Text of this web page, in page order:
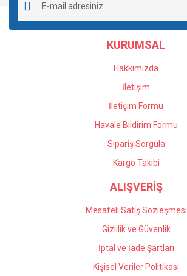
Ürün açıklamasında eksik bilgiler bulunuyor.
Ürün bilgilerinde hatalar bulunuyor.
Ürün fiyatı diğer sitelerden daha pahalı.
Gönder
KURUMSAL
Hakkımızda
İletişim
İletişim Formu
Havale Bildirim Formu
Sipariş Sorgula
Kargo Takibi
ALIŞVERİŞ
Mesafeli Satış Sözleşmesi
Gizlilik ve Güvenlik
İptal ve İade Şartları
Kişisel Veriler Politikası